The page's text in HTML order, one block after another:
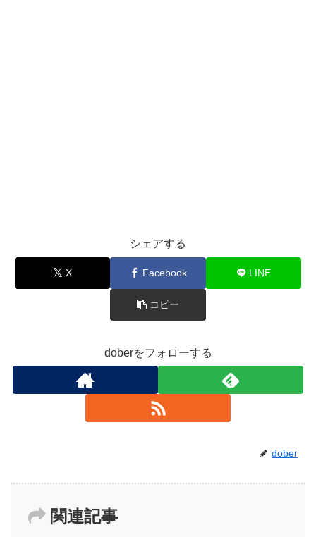
シェアする
X Facebook LINE
コピー
doberをフォローする
dober
関連記事